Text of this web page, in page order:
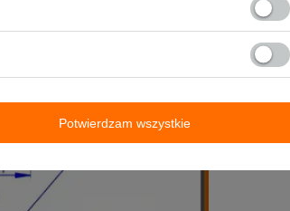
Potwierdzam wszystkie